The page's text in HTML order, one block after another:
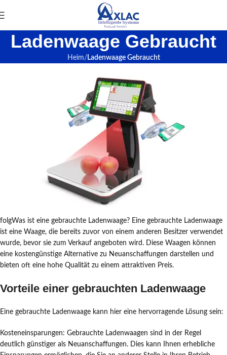
Ladenwaage Gebraucht
Heim Ladenwaage Gebraucht
folgWas ist eine gebrauchte Ladenwaage? Eine gebrauchte Ladenwaage
ist eine Waage, die bereits zuvor von einem anderen Besitzer verwendet
wurde, bevor sie zum Verkauf angeboten wird. Diese Waagen können
eine kostengünstige Alternative zu Neuanschaffungen darstellen und
bieten oft eine hohe Qualität zu einem attraktiven Preis.
Vorteile einer gebrauchten Ladenwaage
Eine gebrauchte Ladenwaage kann hier eine hervorragende Lösung sein:
Kosteneinsparungen: Gebrauchte Ladenwaagen sind in der Regel
deutlich günstiger als Neuanschaffungen. Dies kann Ihnen erhebliche